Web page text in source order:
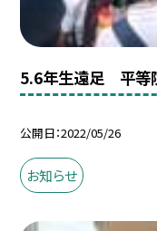
5.6年生遠足 平等
公開日 2022/05/26
お知らせ